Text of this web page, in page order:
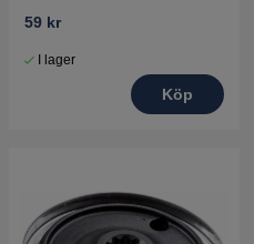
59 kr
I lager
Köp